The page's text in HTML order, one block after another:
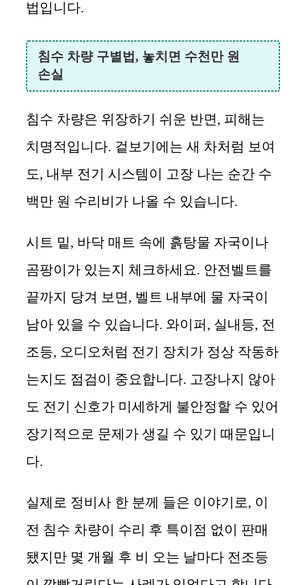
법입니다.
침수 차량 구별법, 놓치면 수천만 원
손실
침수 차량은 위장하기 쉬운 반면, 피해는
치명적입니다. 겉보기에는 새 차처럼 보여
도, 내부 전기 시스템이 고장 나는 순간 수
백만 원 수리비가 나올 수 있습니다.
시트 밑, 바닥 매트 속에 흙탕물 자국이나
곰팡이가 있는지 체크하세요. 안전벨트를
끝까지 당겨 보면, 벨트 내부에 물 자국이
남아 있을 수 있습니다. 와이퍼, 실내등, 전
조등, 오디오처럼 전기 장치가 정상 작동하
는지도 점검이 중요합니다. 고장나지 않아
도 전기 신호가 미세하게 불안정할 수 있어
장기적으로 문제가 생길 수 있기 때문입니
다.
실제로 정비사 한 분께 들은 이야기로, 이
전 침수 차량이 수리 후 특이점 없이 판매
됐지만 몇 개월 후 비 오는 날마다 전조등